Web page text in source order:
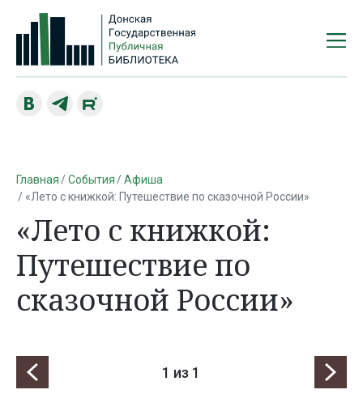
Главная События
Афиша
«Лето с книжкой: Путешествие по сказочной России»
«Лето с книжкой:
Путешествие по
сказочной России»
1 из 1